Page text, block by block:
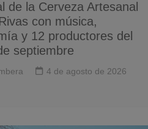
de la Cerveza Artesanal
con música,
y 12 productores del
septiembre
4 de agosto de 2026